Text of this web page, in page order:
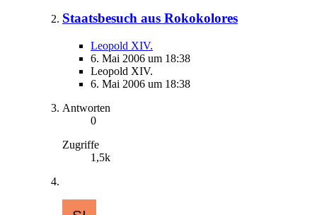
Staatsbesuch aus Rokokolores
Leopold XIV.
6. Mai 2006 um 18:38
Leopold XIV.
6. Mai 2006 um 18:38
Antworten
0
Zugriffe
1,5k